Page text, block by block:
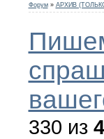
Форум » АРХИВ
330 из